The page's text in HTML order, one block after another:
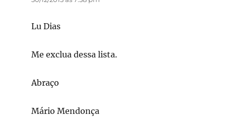
Lu Dias
Me exclua dessa lista.
Abraço
Mário Mendonça